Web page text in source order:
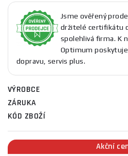
Jsme ověřený
držitelé certifikátu
spolehlivá firma. K
Optimum
dopravu, servis plus.
VÝROBCE
ZÁRUKA
KÓD ZBOŽÍ
Akční